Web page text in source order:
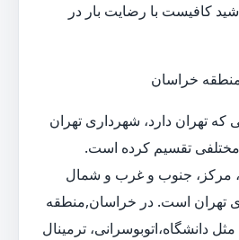
کافیست با رضایت بار در
خراسان
تهران دارد، شهرداری تهران
تقسیم کرده است.
مرکز، جنوب و غرب و شمال
تهران است. در خراسان,منطقه
دانشگاه،اتوبوسرانی، ترمینال